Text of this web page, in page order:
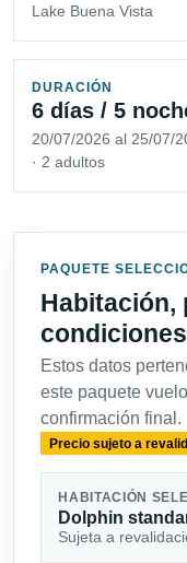
Lake Buena Vista
DURACIÓN
6 días / 5
20/07/2026 al 25/07/
· 2 adultos
PAQUETE
Habitación,
Estos datos
este paquete
confirmación final.
Precio sujeto a
HABITACIÓN
Dolphin
Sujeta a